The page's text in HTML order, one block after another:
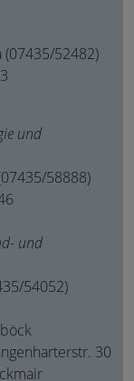
(07435/52482)
und
58888)
und
54052)
30